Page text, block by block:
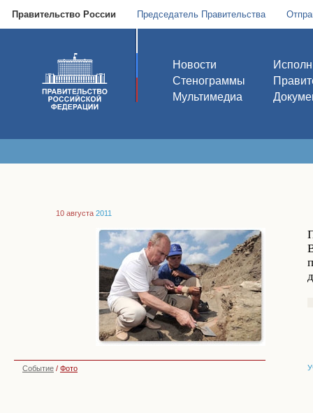
Правительство России Председатель Правительства
Новости
Стенограммы
Мультимедиа
10 августа 2011
Событие / Фото